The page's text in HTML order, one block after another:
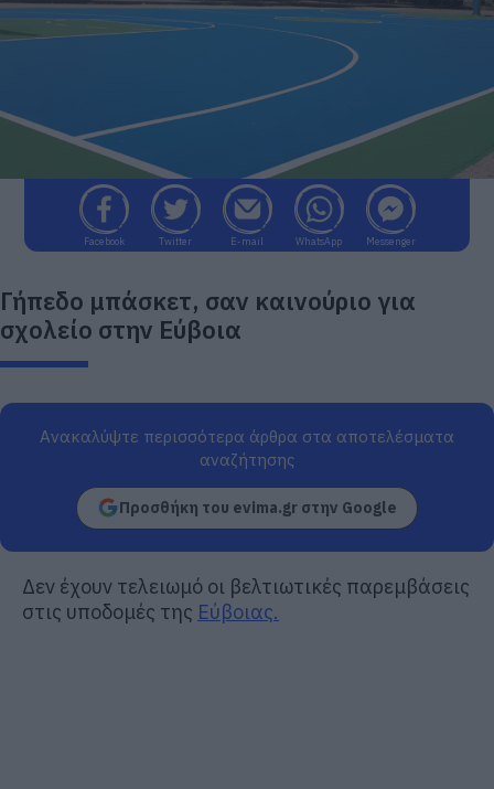
Facebook Twitter E-mail WhatsApp Messenger
Γήπεδο μπάσκετ, σαν καινούριο για
σχολείο στην Εύβοια
Ανακαλύψτε περισσότερα άρθρα στα αποτελέσματα
αναζήτησης
Προσθήκη του evima.gr στην Google
Δεν έχουν τελειωμό οι βελτιωτικές παρεμβάσεις
στις υποδομές της Εύβοιας.